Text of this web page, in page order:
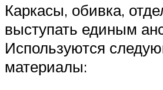
Каркасы, обивка,
выступать единым
Используются
материалы: